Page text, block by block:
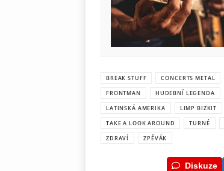
BREAK STUFF CONCERTS METAL
FRONTMAN
HUDEBNÍ LEGENDA
LATINSKÁ AMERIKA
LIMP BIZKIT
TAKE A LOOK AROUND
TURNÉ
ZDRAVÍ
ZPĚVÁK
Diskuze